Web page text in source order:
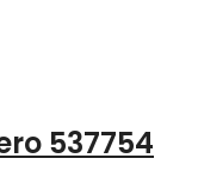
537754